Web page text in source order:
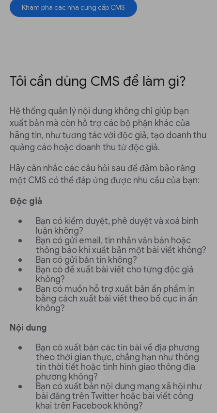
Khám phá các nhà cung cấp CMS
Tôi cần dùng CMS để làm gì?
Hệ thống quản lý nội dung không chỉ giúp bạn
xuất bản mà còn hỗ trợ các bộ phận khác của
hãng tin, như tương tác với độc giả, tạo doanh thu
quảng cáo hoặc doanh thu từ độc giả.
Hãy cân nhắc các câu hỏi sau để đảm bảo rằng
một CMS có thể đáp ứng được nhu cầu của bạn:
Độc giả
Bạn có kiểm duyệt, phê duyệt và xoá bình
luận không?
Bạn có gửi email, tin nhắn văn bản hoặc
thông báo khi xuất bản một bài viết không?
Bạn có gửi bản tin không?
Bạn có đề xuất bài viết cho từng độc giả
không?
Bạn có muốn hỗ trợ xuất bản ấn phẩm in
bằng cách xuất bài viết theo bố cục in ấn
không?
Nội dung
Bạn có xuất bản các tin bài về địa phương
theo thời gian thực, chẳng hạn như thông
tin thời tiết hoặc tình hình giao thông địa
phương không?
Bạn có xuất bản nội dung mạng xã hội như
bài đăng trên Twitter hoặc bài viết công
khai trên Facebook không?